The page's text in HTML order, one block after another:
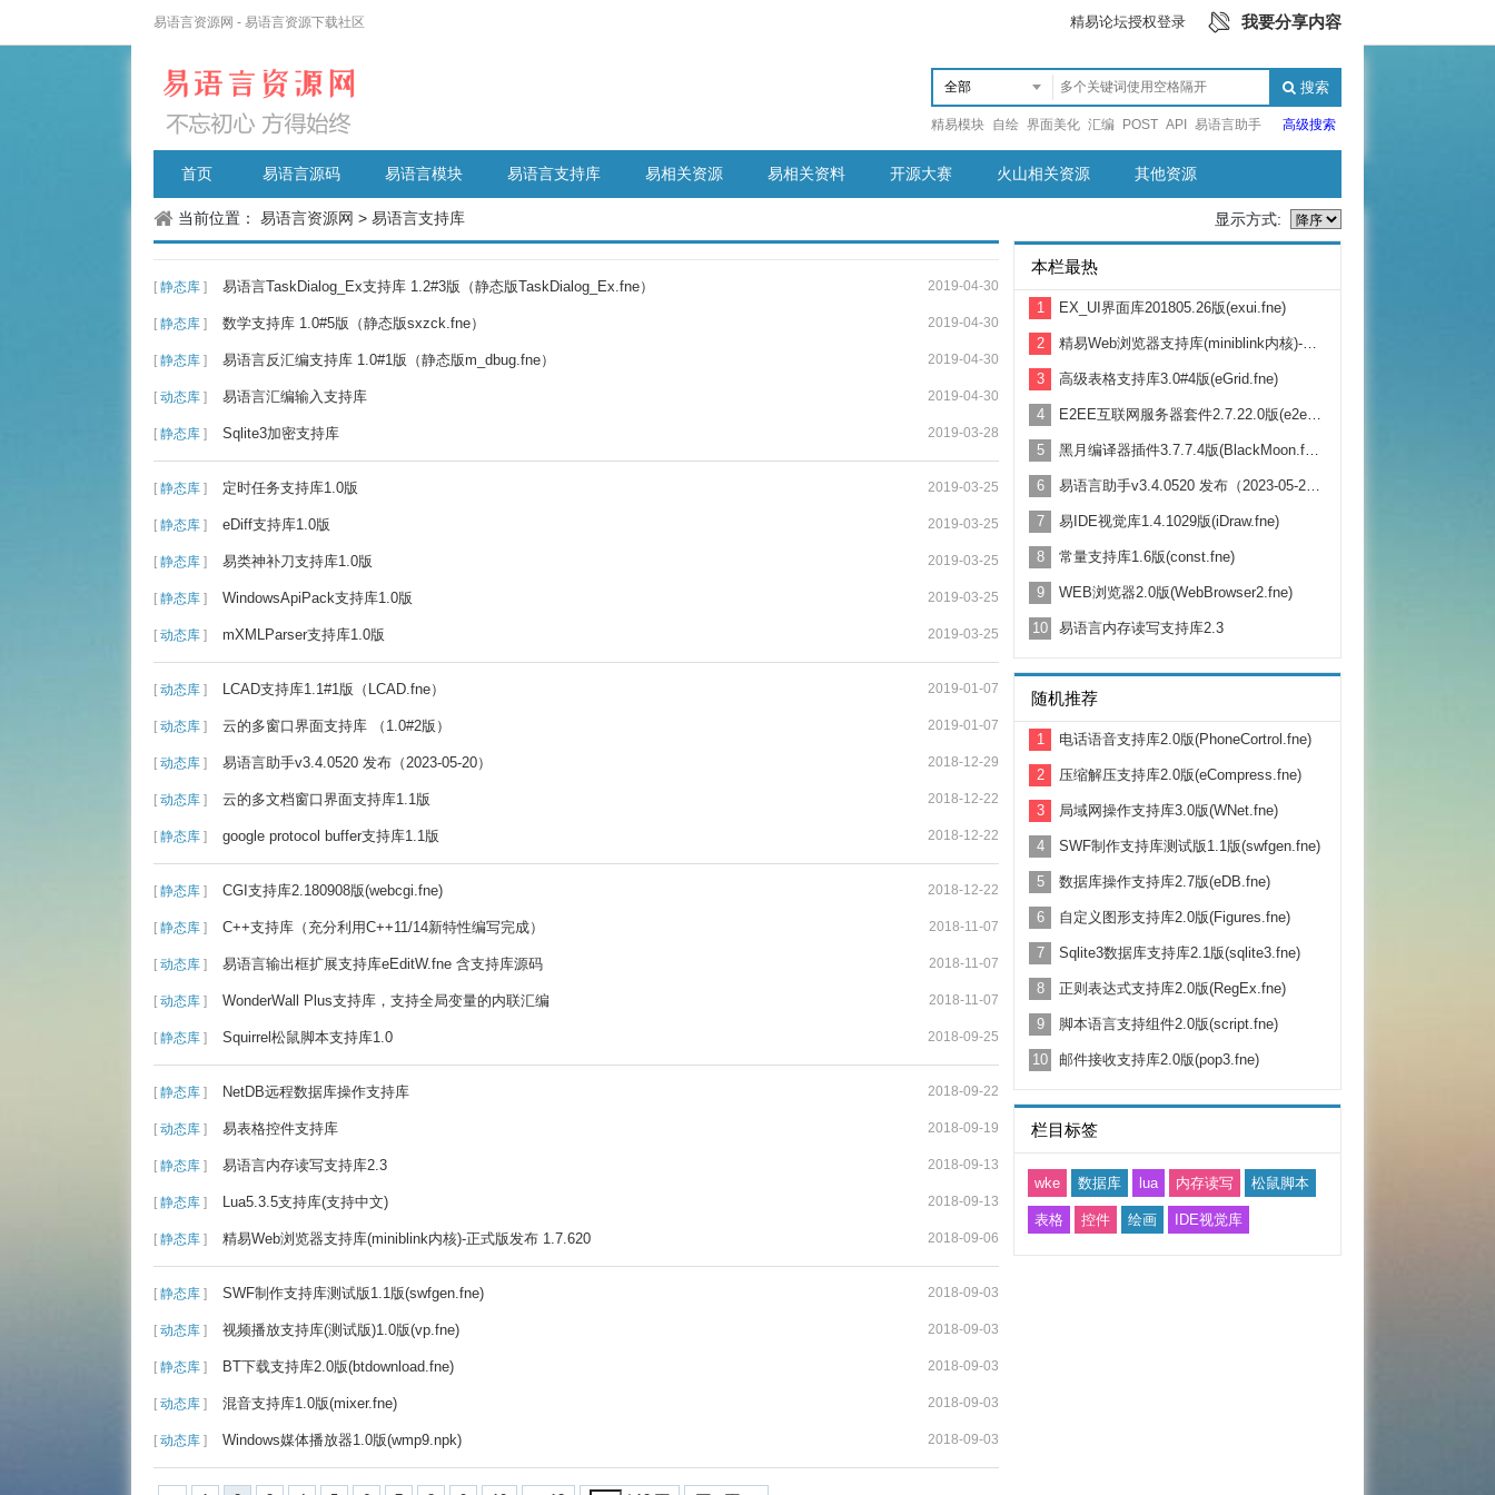
易语言资源网 - 易语言资源下载社区 精易论坛授权登录 我要分享内容
搜索
精易模块 自绘 界面美化 汇编 POST API 易语言助手 高级搜索
首页 易语言源码 易语言模块 易语言支持库 易相关资源 易相关资料 开源大赛 火山相关资源 其他资源
当前位置： 易语言资源网 > 易语言支持库 显示方式:
[ 静态库 ] 易语言TaskDialog_Ex支持库 1.2#3版（静态版TaskDialog_Ex.fne） 2019-04-30
[ 静态库 ] 数学支持库 1.0#5版（静态版sxzck.fne） 2019-04-30
[ 静态库 ] 易语言反汇编支持库 1.0#1版（静态版m_dbug.fne） 2019-04-30
[ 动态库 ] 易语言汇编输入支持库 2019-04-30
[ 静态库 ] Sqlite3加密支持库 2019-03-28
[ 静态库 ] 定时任务支持库1.0版 2019-03-25
[ 静态库 ] eDiff支持库1.0版 2019-03-25
[ 静态库 ] 易类神补刀支持库1.0版 2019-03-25
[ 静态库 ] WindowsApiPack支持库1.0版 2019-03-25
[ 动态库 ] mXMLParser支持库1.0版 2019-03-25
[ 动态库 ] LCAD支持库1.1#1版（LCAD.fne） 2019-01-07
[ 动态库 ] 云的多窗口界面支持库 （1.0#2版） 2019-01-07
[ 动态库 ] 易语言助手v3.4.0520 发布（2023-05-20） 2018-12-29
[ 动态库 ] 云的多文档窗口界面支持库1.1版 2018-12-22
[ 静态库 ] google protocol buffer支持库1.1版 2018-12-22
[ 静态库 ] CGI支持库2.180908版(webcgi.fne) 2018-12-22
[ 静态库 ] C++支持库（充分利用C++11/14新特性编写完成） 2018-11-07
[ 动态库 ] 易语言输出框扩展支持库eEditW.fne 含支持库源码 2018-11-07
[ 动态库 ] WonderWall Plus支持库，支持全局变量的内联汇编 2018-11-07
[ 静态库 ] Squirrel松鼠脚本支持库1.0 2018-09-25
[ 静态库 ] NetDB远程数据库操作支持库 2018-09-22
[ 动态库 ] 易表格控件支持库 2018-09-19
[ 静态库 ] 易语言内存读写支持库2.3 2018-09-13
[ 静态库 ] Lua5.3.5支持库(支持中文) 2018-09-13
[ 静态库 ] 精易Web浏览器支持库(miniblink内核)-正式版发布 1.7.620 2018-09-06
[ 静态库 ] SWF制作支持库测试版1.1版(swfgen.fne) 2018-09-03
[ 动态库 ] 视频播放支持库(测试版)1.0版(vp.fne) 2018-09-03
[ 静态库 ] BT下载支持库2.0版(btdownload.fne) 2018-09-03
[ 动态库 ] 混音支持库1.0版(mixer.fne) 2018-09-03
[ 动态库 ] Windows媒体播放器1.0版(wmp9.npk) 2018-09-03
本栏最热
1 EX_UI界面库201805.26版(exui.fne)
2 精易Web浏览器支持库(miniblink内核)-正式版发布 1.7.620
3 高级表格支持库3.0#4版(eGrid.fne)
4 E2EE互联网服务器套件2.7.22.0版(e2ee.fne)
5 黑月编译器插件3.7.7.4版(BlackMoon.fne)（最后更新：2020-02-15）
6 易语言助手v3.4.0520 发布（2023-05-20）
7 易IDE视觉库1.4.1029版(iDraw.fne)
8 常量支持库1.6版(const.fne)
9 WEB浏览器2.0版(WebBrowser2.fne)
10 易语言内存读写支持库2.3
随机推荐
1 电话语音支持库2.0版(PhoneCortrol.fne)
2 压缩解压支持库2.0版(eCompress.fne)
3 局域网操作支持库3.0版(WNet.fne)
4 SWF制作支持库测试版1.1版(swfgen.fne)
5 数据库操作支持库2.7版(eDB.fne)
6 自定义图形支持库2.0版(Figures.fne)
7 Sqlite3数据库支持库2.1版(sqlite3.fne)
8 正则表达式支持库2.0版(RegEx.fne)
9 脚本语言支持组件2.0版(script.fne)
10 邮件接收支持库2.0版(pop3.fne)
栏目标签
wke 数据库 lua 内存读写 松鼠脚本
表格 控件 绘画 IDE视觉库